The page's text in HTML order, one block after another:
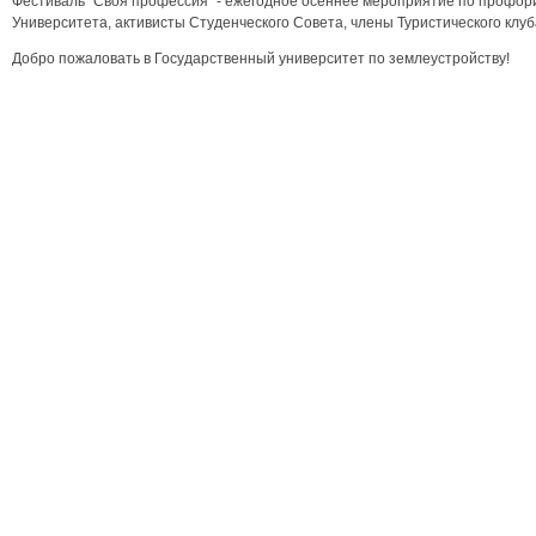
Университета, активисты Студенческого Совета, члены Туристического
Добро пожаловать в Государственный университет по землеустройству!